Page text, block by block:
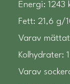
Energi: 1243
Fett: 21,6 g/
Varav
Kolhydrater:
Varav